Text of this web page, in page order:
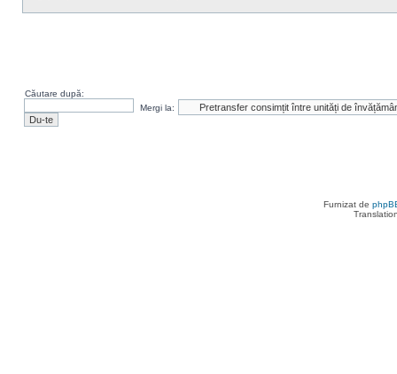
Căutare după:
Mergi la:
Furnizat de